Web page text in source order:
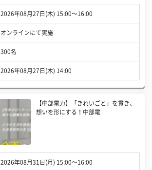
2026年08月27日(木) 15:00〜16:00
オンラインにて実施
300名
2026年08月27日(木) 14:00
【中部電力】「きれいごと」を貫き、
想いを形にする！中部電
2026年08月31日(月) 15:00〜16:00